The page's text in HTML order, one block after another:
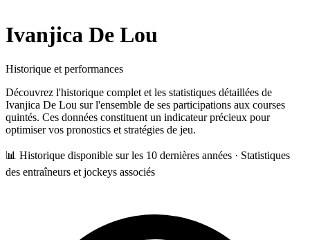
Ivanjica De Lou
Historique et performances
Découvrez l'historique complet et les statistiques détaillées de
Ivanjica De Lou sur l'ensemble de ses participations aux courses
quintés. Ces données constituent un indicateur précieux pour
optimiser vos pronostics et stratégies de jeu.
📊 Historique disponible sur les 10 dernières années · Statistiques
des entraîneurs et jockeys associés